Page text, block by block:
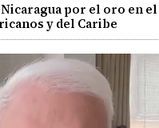
por el oro en
y del Caribe